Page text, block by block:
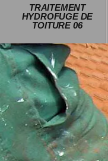
TRAITEMENT
HYDROFUGE DE
TOITURE 06